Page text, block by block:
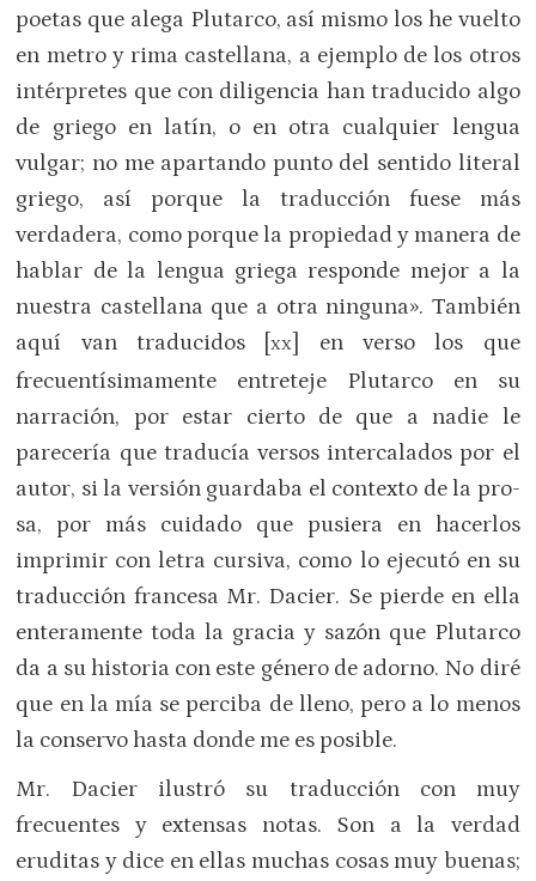
poetas que alega Plutarco, así mis­mo los he vuelto
en metro y rima castellana, a ejemplo de los otros
intérpretes que con diligencia han traducido algo
de griego en latín, o en otra cualquier lengua
vulgar; no me apartando punto del sentido literal
griego, así por­que la traducción fuese más
verdadera, como porque la propiedad y manera de
hablar de la lengua griega responde mejor a la
nuestra castellana que a otra ninguna». También
aquí van traducidos [XX
] en verso los que
frecuentísimamente en­treteje Plutarco en su
narración, por estar cierto de que a nadie le
parecería que traducía versos intercalados por el
autor, si la versión guardaba el contexto de la pro­
sa, por más cuidado que pusiera en ha­cerlos
imprimir con letra cursiva, co­mo lo ejecutó en su
traducción francesa Mr. Dacier. Se pierde en ella
enteramente toda la gracia y sazón que Plutarco
da a su historia con este género de adorno. No diré
que en la mía se perciba de lleno, pe­ro a lo menos
la conservo hasta donde me es posible.
Mr. Dacier ilustró su traducción con muy
frecuentes y extensas notas. Son a la verdad
eruditas y dice en ellas muchas cosas muy buenas;